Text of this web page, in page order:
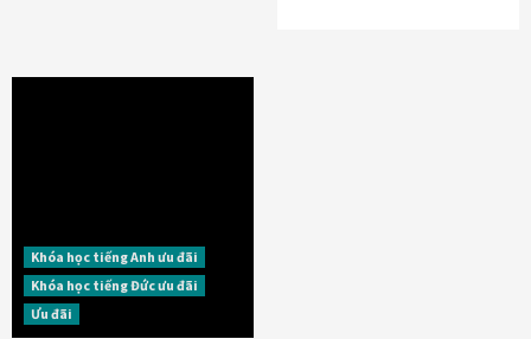
Khóa học tiếng Anh ưu đãi
Khóa học tiếng Đức ưu đãi
Ưu đãi